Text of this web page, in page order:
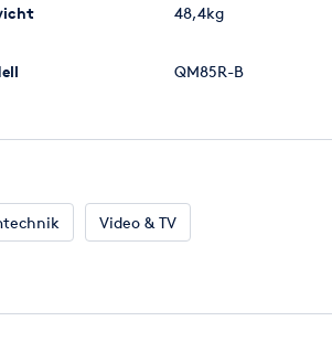
Bitte Fragen Sie uns hierfür direkt per E-
48,4kg
QM85R-B
Video & TV